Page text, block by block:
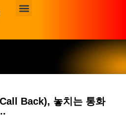
로운 업데이트
인해 보세요.
Back), 놓치는 통화